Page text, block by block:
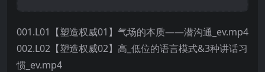
001.L01【塑造权威01】气场的本质——潜沟通_ev.mp4
002.L02【塑造权威02】高_低位的语言模式&3种讲话习
惯_ev.mp4